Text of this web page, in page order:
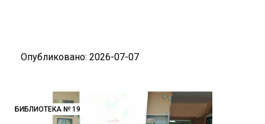
Опубликовано: 2026-07-07
БИБЛИОТЕКА № 19